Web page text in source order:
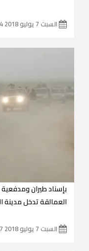
السبت 7 يوليو 2018 00:10:14
بإسناد طيران ومدفعية
العمالقة تدخل مدينة
السبت 7 يوليو 2018 00:01:47